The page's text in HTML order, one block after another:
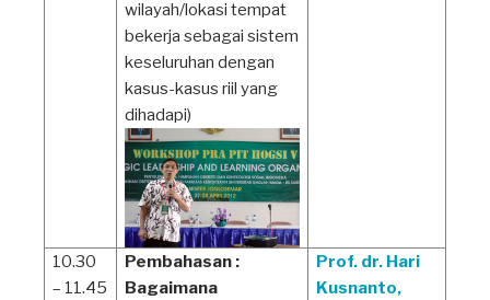
wilayah/lokasi tempat
bekerja sebagai sistem
keseluruhan dengan
kasus-kasus riil yang
dihadapi)
10.30
– 11.45
Pembahasan :
Bagaimana
Prof. dr. Hari
Kusnanto,